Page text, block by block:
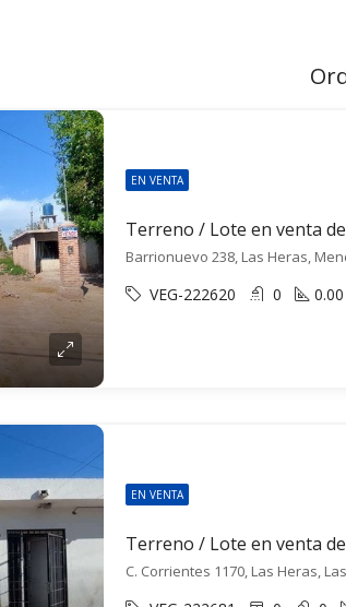
EN VENTA
VEG-222620 0 0.00
EN VENTA
C. Corrientes 1170, Las Heras,